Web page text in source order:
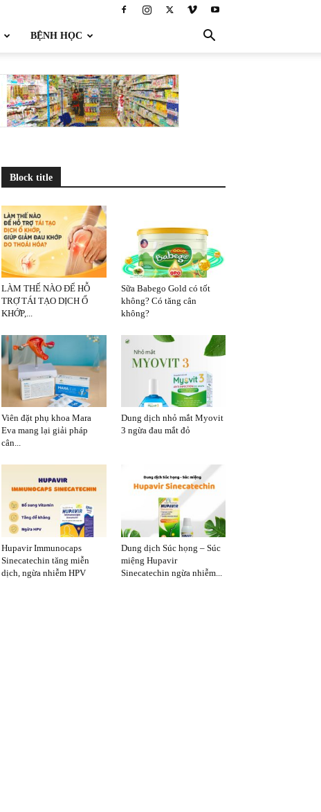
BỆNH HỌC
Block title
LÀM THẾ NÀO ĐỂ HỖ
TRỢ TÁI TẠO DỊCH Ổ
KHỚP,...
Sữa Babego Gold có tốt
không? Có tăng cân
không?
Viên đặt phụ khoa Mara
Eva mang lại giải pháp
cân...
Dung dịch nhỏ mắt Myovit
3 ngừa đau mắt đỏ
Hupavir Immunocaps
Sinecatechin tăng miễn
dịch, ngừa nhiễm HPV
Dung dịch Súc họng – Súc
miệng Hupavir
Sinecatechin ngừa nhiễm...